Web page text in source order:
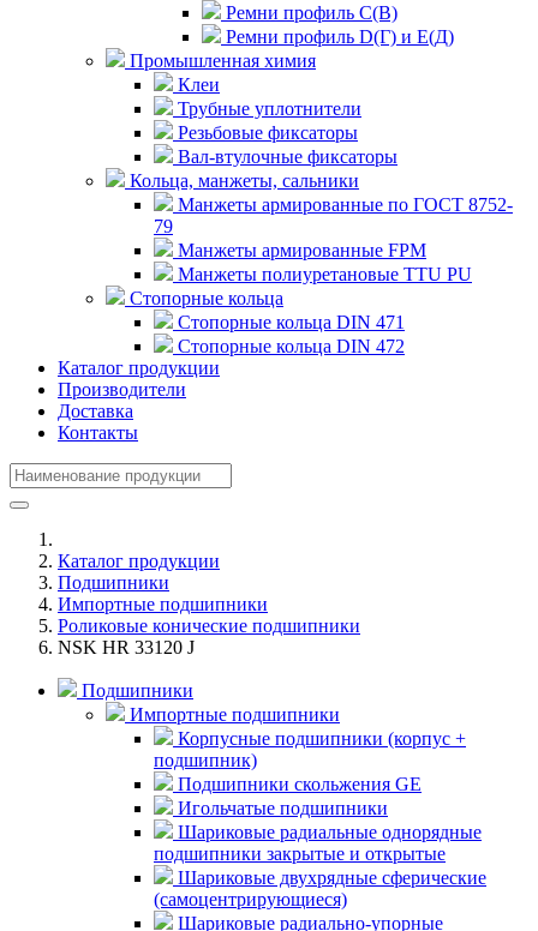
Ремни профиль С(В)
Ремни профиль D(Г) и E(Д)
Промышленная химия
Клеи
Трубные уплотнители
Резьбовые фиксаторы
Вал-втулочные фиксаторы
Кольца, манжеты, сальники
Манжеты армированные по ГОСТ 8752-
79
Манжеты армированные FPM
Манжеты полиуретановые TTU PU
Стопорные кольца
Стопорные кольца DIN 471
Стопорные кольца DIN 472
Каталог продукции
Производители
Доставка
Контакты
Каталог продукции
Подшипники
Импортные подшипники
Роликовые конические подшипники
NSK HR 33120 J
Подшипники
Импортные подшипники
Корпусные подшипники (корпус +
подшипник)
Подшипники скольжения GE
Игольчатые подшипники
Шариковые радиальные однорядные
подшипники закрытые и открытые
Шариковые двухрядные сферические
(самоцентрирующиеся)
Шариковые радиально-упорные